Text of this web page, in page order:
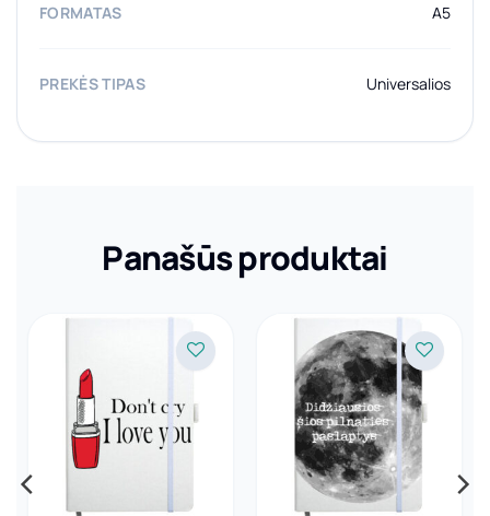
FORMATAS A5
PREKĖS TIPAS Universalios
Panašūs produktai